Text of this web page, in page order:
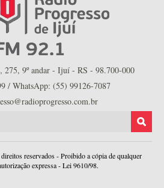
275, 9º andar - Ijuí - RS - 98.700-000
/ WhatsApp: (55) 99126-7087
reservados - Proibido a cópia de qualquer
expressa - Lei 9610/98.